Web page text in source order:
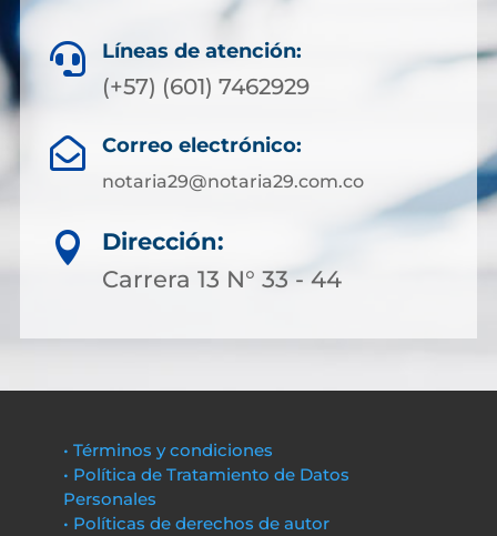
 Líneas de atención:
(+57) (601) 7462929
 Correo electrónico:
notaria29@notaria29.com.co

Dirección:
Carrera 13 N° 33 - 44
• Términos y condiciones
• Política de Tratamiento de Datos
Personales
• Políticas de derechos de autor